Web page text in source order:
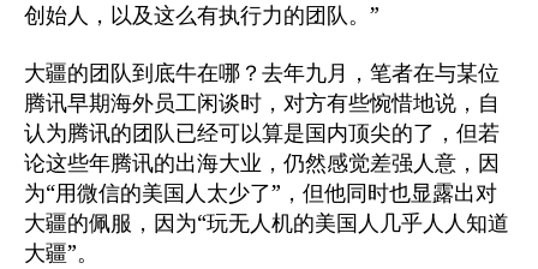
创始人，以及这么有执行力的团队。”
大疆的团队到底牛在哪？去年九月，笔者在与某位
腾讯早期海外员工闲谈时，对方有些惋惜地说，自
认为腾讯的团队已经可以算是国内顶尖的了，但若
论这些年腾讯的出海大业，仍然感觉差强人意，因
为“用微信的美国人太少了”，但他同时也显露出对
大疆的佩服，因为“玩无人机的美国人几乎人人知道
大疆”。